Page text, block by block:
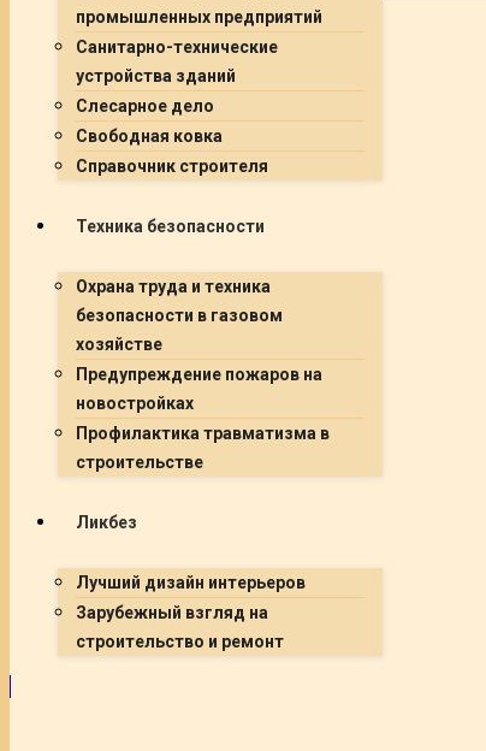
промышленных предприятий
Санитарно-технические
устройства зданий
Слесарное дело
Свободная ковка
Справочник строителя
Техника безопасности
Охрана труда и техника
безопасности в газовом
хозяйстве
Предупреждение пожаров на
новостройках
Профилактика травматизма в
строительстве
Ликбез
Лучший дизайн интерьеров
Зарубежный взгляд на
строительство и ремонт